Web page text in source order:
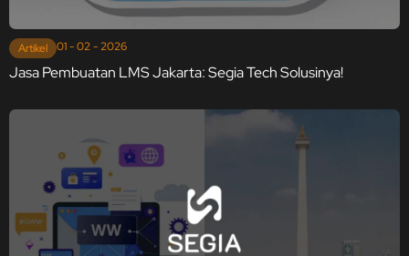
Artikel 01 - 02 - 2026
Jasa Pembuatan LMS Jakarta: Segia Tech Solusinya!